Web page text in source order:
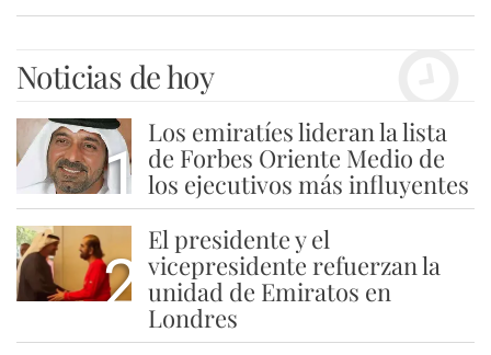
Noticias de hoy
1
Los emiratíes lideran la lista
de Forbes Oriente Medio de
los ejecutivos más influyentes
2
El presidente y el
vicepresidente refuerzan la
unidad de Emiratos en
Londres